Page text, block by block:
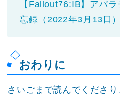
【Fallout76:IB】アパ
忘録（2022年3月13日）
おわりに
さいごまで読んでくださ